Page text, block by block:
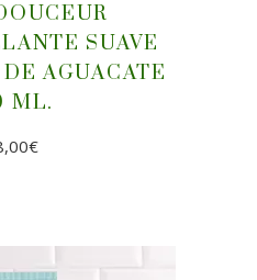
SUAVE
AGUACATE
ML.
€